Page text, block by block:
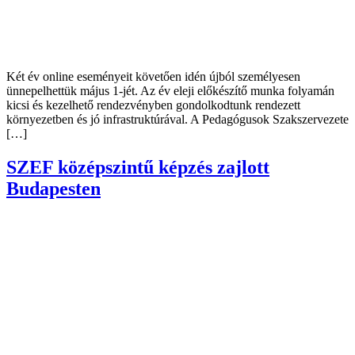
Két év online eseményeit követően idén újból személyesen
ünnepelhettük május 1-jét. Az év eleji előkészítő munka folyamán
kicsi és kezelhető rendezvényben gondolkodtunk rendezett
környezetben és jó infrastruktúrával. A Pedagógusok Szakszervezete
[…]
SZEF középszintű képzés zajlott
Budapesten